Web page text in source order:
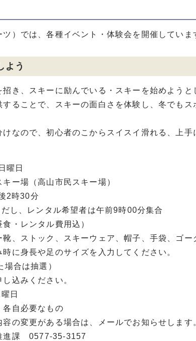
）では、各種イベント・体験会を開催していま
よう
き、スキーに励んでいる・スキーを始めようと
ることで、スキーの面白さを体験し、冬でも
なので、初心者のこからスイスイ滑れる、上
曜日
ー場（高山市民スキー場）
2時30分
、レンタル希望者は午前9時00分集合
・レンタル費用込）
トック、スキーウェア、帽子、手袋、ゴーグ
長や足のサイズを入力してください。
合は抽選）
込みください。
日
自必要なもの
の変更がある場合は、メールでお知らせします
進課 0577-35-3157